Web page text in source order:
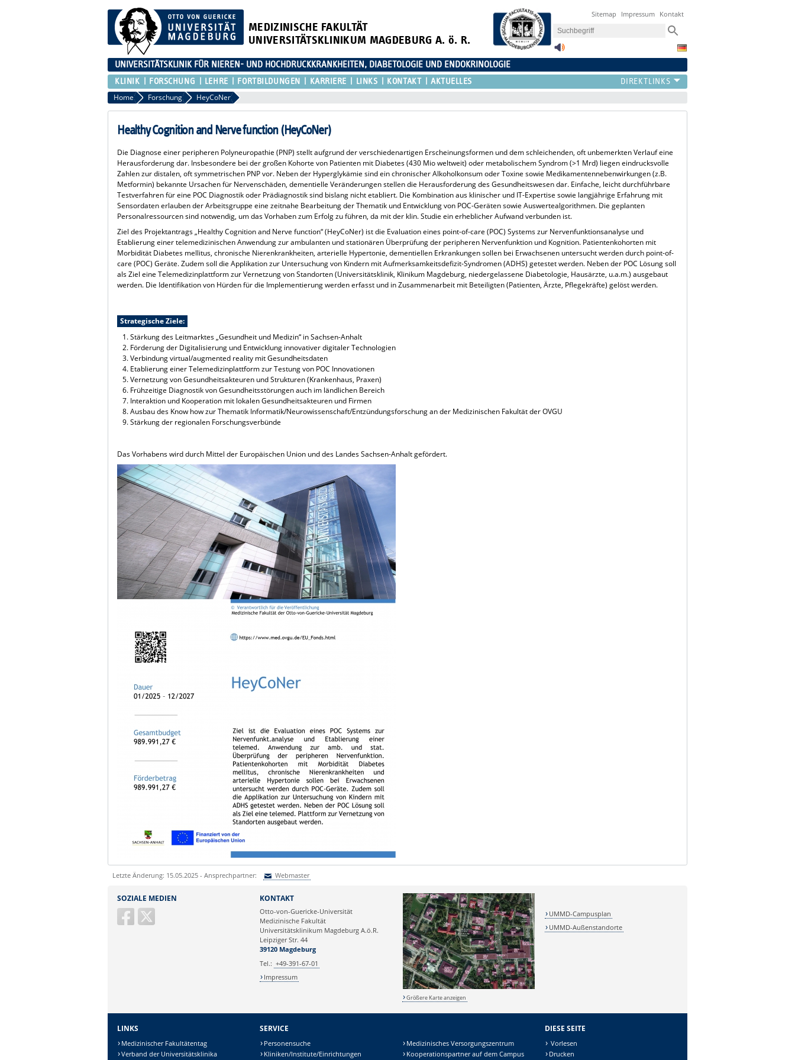
MEDIZINISCHE FAKULTÄT
UNIVERSITÄTSKLINIKUM MAGDEBURG A. ö. R.
Sitemap Impressum Kontakt
UNIVERSITÄTSKLINIK FÜR NIEREN- UND HOCHDRUCKKRANKHEITEN, DIABETOLOGIE UND ENDOKRINOLOGIE
KLINIK FORSCHUNG LEHRE FORTBILDUNGEN KARRIERE LINKS KONTAKT AKTUELLES
Home Forschung HeyCoNer
Healthy Cognition and Nerve function (HeyCoNer)
Die Diagnose einer peripheren Polyneuropathie (PNP) stellt aufgrund der verschiedenartigen Erscheinungsformen und dem schleichenden, oft unbemerkten Verlauf eine
Herausforderung dar. Insbesondere bei der großen Kohorte von Patienten mit Diabetes (430 Mio weltweit) oder metabolischem Syndrom (>1 Mrd) liegen eindrucksvolle
Zahlen zur distalen, oft symmetrischen PNP vor. Neben der Hyperglykämie sind ein chronischer Alkoholkonsum oder Toxine sowie Medikamentennebenwirkungen (z.B.
Metformin) bekannte Ursachen für Nervenschäden, dementielle Veränderungen stellen die Herausforderung des Gesundheitswesen dar. Einfache, leicht durchführbare
Testverfahren für eine POC Diagnostik oder Prädiagnostik sind bislang nicht etabliert. Die Kombination aus klinischer und IT-Expertise sowie langjährige Erfahrung mit
Sensordaten erlauben der Arbeitsgruppe eine zeitnahe Bearbeitung der Thematik und Entwicklung von POC-Geräten sowie Auswertealgorithmen. Die geplanten
Personalressourcen sind notwendig, um das Vorhaben zum Erfolg zu führen, da mit der klin. Studie ein erheblicher Aufwand verbunden ist.
Ziel des Projektantrags „Healthy Cognition and Nerve function“ (HeyCoNer) ist die Evaluation eines point-of-care (POC) Systems zur Nervenfunktionsanalyse und
Etablierung einer telemedizinischen Anwendung zur ambulanten und stationären Überprüfung der peripheren Nervenfunktion und Kognition. Patientenkohorten mit
Morbidität Diabetes mellitus, chronische Nierenkrankheiten, arterielle Hypertonie, dementiellen Erkrankungen sollen bei Erwachsenen untersucht werden durch point-of-
care (POC) Geräte. Zudem soll die Applikation zur Untersuchung von Kindern mit Aufmerksamkeitsdefizit-Syndromen (ADHS) getestet werden. Neben der POC Lösung soll
als Ziel eine Telemedizinplattform zur Vernetzung von Standorten (Universitätsklinik, Klinikum Magdeburg, niedergelassene Diabetologie, Hausärzte, u.a.m.) ausgebaut
werden. Die Identifikation von Hürden für die Implementierung werden erfasst und in Zusammenarbeit mit Beteiligten (Patienten, Ärzte, Pflegekräfte) gelöst werden.
Strategische Ziele:
Stärkung des Leitmarktes „Gesundheit und Medizin“ in Sachsen-Anhalt
Förderung der Digitalisierung und Entwicklung innovativer digitaler Technologien
Verbindung virtual/augmented reality mit Gesundheitsdaten
Etablierung einer Telemedizinplattform zur Testung von POC Innovationen
Vernetzung von Gesundheitsakteuren und Strukturen (Krankenhaus, Praxen)
Frühzeitige Diagnostik von Gesundheitsstörungen auch im ländlichen Bereich
Interaktion und Kooperation mit lokalen Gesundheitsakteuren und Firmen
Ausbau des Know how zur Thematik Informatik/Neurowissenschaft/Entzündungsforschung an der Medizinischen Fakultät der OVGU
Stärkung der regionalen Forschungsverbünde
Das Vorhabens wird durch Mittel der Europäischen Union und des Landes Sachsen-Anhalt gefördert.
Letzte Änderung: 15.05.2025 - Ansprechpartner: Webmaster
Ihre E-Mailadresse:
SOZIALE MEDIEN KONTAKT
Otto-von-Guericke-Universität
Medizinische Fakultät
Universitätsklinikum Magdeburg A.ö.R.
Leipziger Str. 44
39120 Magdeburg
Tel.: +49-391-67-01
Impressum
Größere Karte anzeigen
UMMD-Campusplan
UMMD-Außenstandorte
LINKS
Medizinischer Fakultätentag
Verband der Universitätsklinika
SERVICE
Personensuche
Kliniken/Institute/Einrichtungen
Medizinisches Versorgungszentrum
Kooperationspartner auf dem Campus
DIESE SEITE
Vorlesen
Drucken